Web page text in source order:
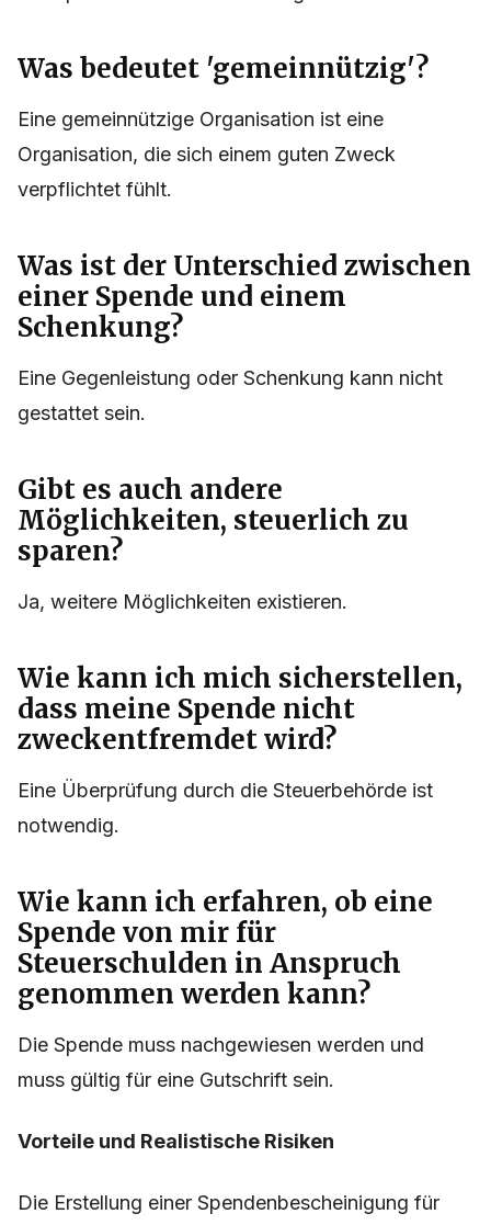
Was bedeutet 'gemeinnützig'?
Eine gemeinnützige Organisation ist eine
Organisation, die sich einem guten Zweck
verpflichtet fühlt.
Was ist der Unterschied zwischen
einer Spende und einem
Schenkung?
Eine Gegenleistung oder Schenkung kann nicht
gestattet sein.
Gibt es auch andere
Möglichkeiten, steuerlich zu
sparen?
Ja, weitere Möglichkeiten existieren.
Wie kann ich mich sicherstellen,
dass meine Spende nicht
zweckentfremdet wird?
Eine Überprüfung durch die Steuerbehörde ist
notwendig.
Wie kann ich erfahren, ob eine
Spende von mir für
Steuerschulden in Anspruch
genommen werden kann?
Die Spende muss nachgewiesen werden und
muss gültig für eine Gutschrift sein.
Vorteile und Realistische Risiken
Die Erstellung einer Spendenbescheinigung für